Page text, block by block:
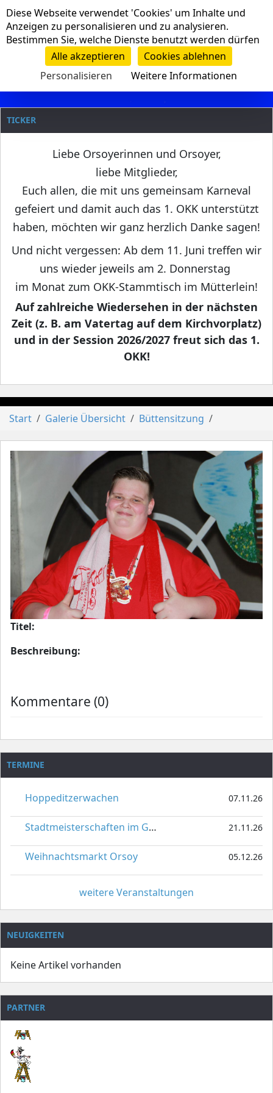
Navigation
Clanname
TICKER
Liebe Orsoyerinnen und Orsoyer,
liebe Mitglieder,
Euch allen, die mit uns gemeinsam Karneval
gefeiert und damit auch das 1. OKK unterstützt
haben, möchten wir ganz herzlich Danke sagen!
Und nicht vergessen: Ab dem 11. Juni treffen wir
uns wieder jeweils am 2. Donnerstag
im Monat zum OKK-Stammtisch im Mütterlein!
Auf zahlreiche Wiedersehen in der nächsten
Zeit (z. B. am Vatertag auf dem Kirchvorplatz)
und in der Session 2026/2027 freut sich das 1.
OKK!
Start Galerie Übersicht Büttensitzung
Titel:
Beschreibung:
Kommentare (0)
TERMINE
Hoppeditzerwachen 07.11.26
Stadtmeisterschaften im Gardetanz 21.11.26
Weihnachtsmarkt Orsoy 05.12.26
weitere Veranstaltungen
NEUIGKEITEN
Keine Artikel vorhanden
PARTNER
Cookie-Einstellungen
Diese Webseite verwendet 'Cookies' um Inhalte und
Anzeigen zu personalisieren und zu analysieren.
Bestimmen Sie, welche Dienste benutzt werden dürfen
Alle akzeptieren
Cookies ablehnen
Personalisieren
Weitere Informationen